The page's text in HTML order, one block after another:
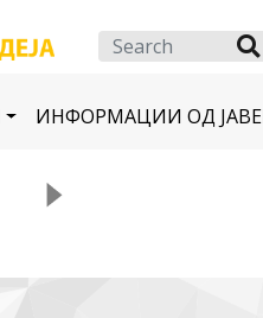
ИНФОРМАЦИИ ОД